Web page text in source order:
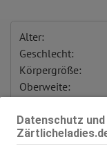
Datenschutz
Alter:
Geschlecht:
Körpergröße:
Oberweite:
KF:
Gewicht: